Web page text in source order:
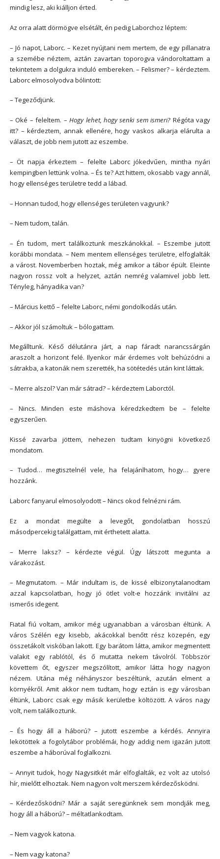
mindig lesz, aki kiálljon érted.
Az orra alatt dörmögve elsétált, én pedig Laborchoz léptem:
– Jó napot, Laborc. – Kezet nyújtani nem mertem, de egy pillanatra
a szemébe néztem, aztán zavartan toporogva vándoroltattam a
tekintetem a dolgukra induló embereken. – Felismer? – kérdeztem.
Laborc elmosolyodva bólintott:
– Tegeződjünk.
– Oké – feleltem. –Hogy lehet, hogy senki sem ismeri? Régóta vagy
itt? – kérdeztem, annak ellenére, hogy vaskos alkarja elárulta a
választ, de jobb nem jutott az eszembe.
– Öt napja érkeztem – felelte Laborc jókedvűen, mintha nyári
kempingben lettünk volna. – És te? Azt hittem, okosabb vagy annál,
hogy ellenséges területre tedd a lábad.
– Honnan tudod, hogy ellenséges területen vagyunk?
– Nem tudom, talán.
– Én tudom, mert találkoztunk meszkánokkal. – Eszembe jutott
korábbi mondata. – Nem mentem ellenséges területre, elfoglalták
a várost. Novemberben hoztak, még amikor a tábor épült. Eleinte
nagyon rossz volt a helyzet, aztán nemrég valamivel jobb lett.
Tényleg, hányadika van?
– Március kettő – felelte Laborc, némi gondolkodás után.
– Akkor jól számoltuk – bólogattam.
Megálltunk. Késő délutánra járt, a nap fáradt narancssárgán
araszolt a horizont felé. Ilyenkor már érdemes volt behúzódni a
sátrakba, a katonák nem szerették, ha sötétedés után kint láttak.
– Merre alszol? Van már sátrad? – kérdeztem Laborctól.
– Nincs. Minden este máshova kéredzkedtem be – felelte
egyszerűen.
Kissé zavarba jöttem, nehezen tudtam kinyögni következő
mondatom.
– Tudod… megtisztelnél vele, ha felajánlhatom, hogy… gyere
hozzánk.
Laborc fanyarul elmosolyodott – Nincs okod felnézni rám.
Ez a mondat megülte a levegőt, gondolatban hosszú
másodpercekig találgattam, mit érthetett alatta.
– Merre laksz? – kérdezte végül. Úgy látszott megunta a
várakozást.
– Megmutatom. – Már indultam is, de kissé elbizonytalanodtam
azzal kapcsolatban, hogy jó ötlet volt-e hozzánk invitálni az
ismerős idegent.
Fiatal fiú voltam, amikor még ugyanabban a városban éltünk. A
város Szélén egy kisebb, akácokkal benőtt rész közepén, egy
összetákolt viskóban lakott. Egy barátom látta, amikor megmentett
valakit egy rablótól, és ő mutatta nekem távolról. Többször
követtem őt, egyszer megszólított, amikor látta hogy nagyon
nézem. Utána még néhányszor beszéltünk, azután elment a
környékről. Amit akkor nem tudtam, hogy eztán is egy városban
éltünk, Laborc csak egy másik kerületbe költözött. A város nagy
volt, nem találkoztunk.
– És hogy áll a háború? – jutott eszembe a kérdés. Annyira
lekötöttek a fogolytábor problémái, hogy addig nem igazán jutott
eszembe a háborúval foglalkozni.
– Annyit tudok, hogy Nagysitkét már elfoglalták, ez volt az utolsó
hír, mielőtt elhoztak. Nem nagyon volt merszem kérdezősködni.
– Kérdezősködni? Már a saját seregünknek sem mondják meg,
hogy áll a háború? – méltatlankodtam.
– Nem vagyok katona.
– Nem vagy katona?